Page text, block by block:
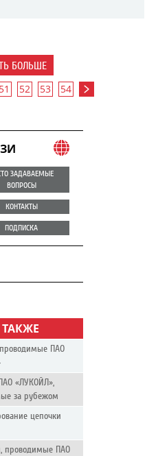
БОЛЬШЕ
51 52 53 54
ЗАДАВАЕМЫЕ
ВОПРОСЫ
КОНТАКТЫ
ПОДПИСКА
ПАО
«ЛУКОЙЛ»,
за рубежом
цепочки
проводимые ПАО